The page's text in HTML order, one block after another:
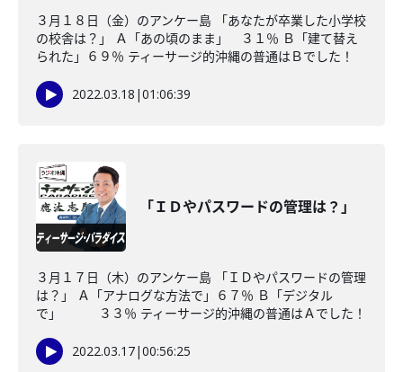
３月１８日（金）のアンケー島 「あなたが卒業した小学校
の校舎は？」 Ａ「あの頃のまま」 ３１％ Ｂ「建て替え
られた」６９％ ティーサージ的沖縄の普通はＢでした！
2022.03.18 |01:06:39
「ＩＤやパスワードの管理は？」
３月１７日（木）のアンケー島 「ＩＤやパスワードの管理
は？」 Ａ「アナログな方法で」６７％ Ｂ「デジタル
で」 ３３％ ティーサージ的沖縄の普通はＡでした！
2022.03.17|00:56:25